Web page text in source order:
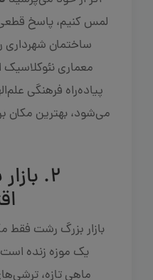
لمس کنیم، پاسخ
ساختمان شهرداری
معماری نئوکلاسیک
پیاده‌راه فرهنگی
می‌شود، بهترین مکان
۲.
بازار بزرگ رشت فقط
یک موزه زنده
ماهی تازه،